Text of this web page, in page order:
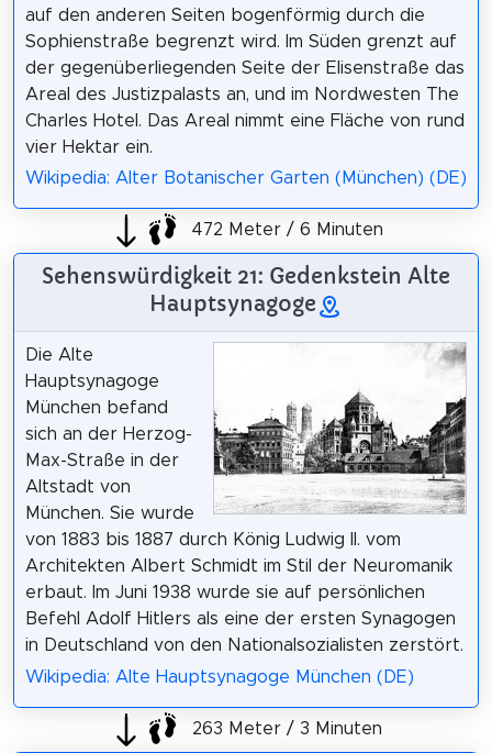
auf den anderen Seiten bogenförmig durch die
Sophienstraße begrenzt wird. Im Süden grenzt auf
der gegenüberliegenden Seite der Elisenstraße das
Areal des Justizpalasts an, und im Nordwesten The
Charles Hotel. Das Areal nimmt eine Fläche von rund
vier Hektar ein.
Wikipedia: Alter Botanischer Garten (München) (DE)
472 Meter / 6 Minuten
Sehenswürdigkeit 21: Gedenkstein Alte
Hauptsynagoge
Die Alte
Hauptsynagoge
München befand
sich an der Herzog-
Max-Straße in der
Altstadt von
München. Sie wurde
von 1883 bis 1887 durch König Ludwig II. vom
Architekten Albert Schmidt im Stil der Neuromanik
erbaut. Im Juni 1938 wurde sie auf persönlichen
Befehl Adolf Hitlers als eine der ersten Synagogen
in Deutschland von den Nationalsozialisten zerstört.
Wikipedia: Alte Hauptsynagoge München (DE)
263 Meter / 3 Minuten